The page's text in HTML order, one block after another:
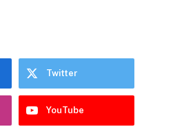
Twitter
YouTube